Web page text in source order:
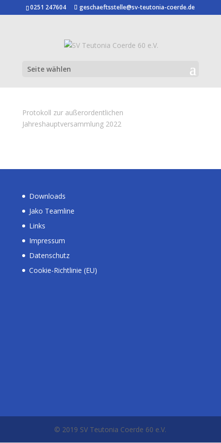
0251 247604 geschaeftsstelle@sv-teutonia-coerde.de
Seite wählen
Protokoll zur außerordentlichen
Jahreshauptversammlung 2022
Downloads
Jako Teamline
Links
Impressum
Datenschutz
Cookie-Richtlinie (EU)
© 2019 SV Teutonia Coerde 60 e.V.